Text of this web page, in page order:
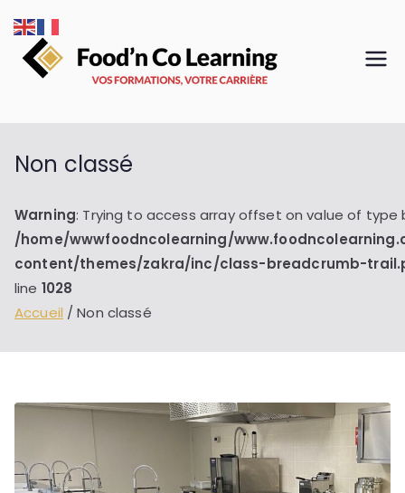
au
contenu
Non classé
Warning: Trying to access array offset on value of type
/home/wwwfoodncolearning/
content/themes/zakra/inc/class-breadcrumb-
line 1028
Accueil
Non classé